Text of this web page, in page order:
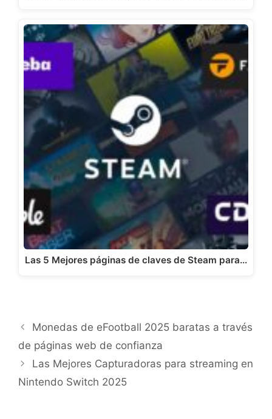
Las 5 Mejores páginas de claves de Steam para…
Monedas de eFootball 2025 baratas a través
de páginas web de confianza
Las Mejores Capturadoras para streaming en
Nintendo Switch 2025